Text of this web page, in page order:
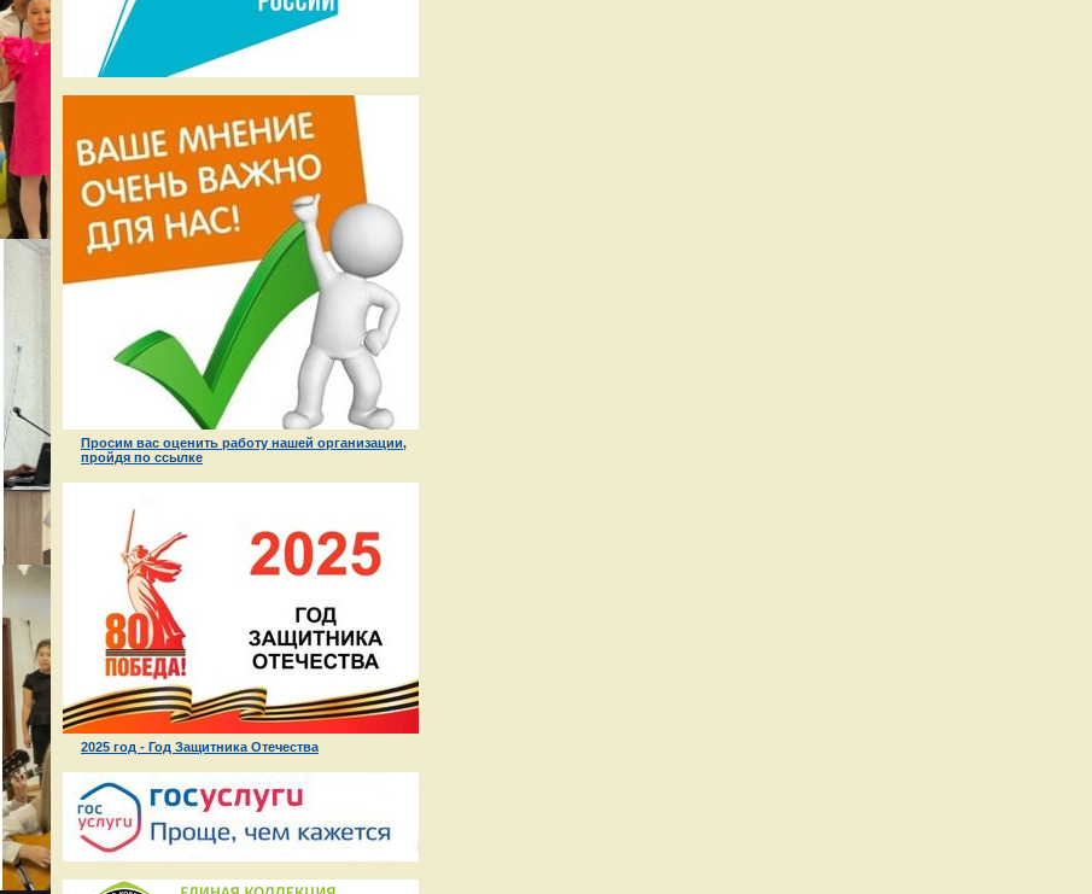
Просим вас оценить работу нашей организации,
пройдя по ссылке
2025 год - Год Защитника Отечества